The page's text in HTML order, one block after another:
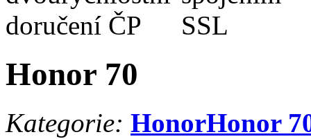
Honor 70
Kategorie: HonorHonor